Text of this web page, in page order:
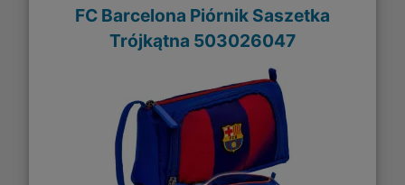
FC Barcelona Piórnik Saszetka
Trójkątna 503026047